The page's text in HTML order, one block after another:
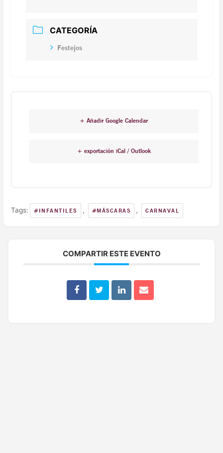
CATEGORÍA
Festejos
+ Añadir Google Calendar
+ exportación iCal / Outlook
Tags: #INFANTILES , #MÁSCARAS , CARNAVAL
COMPARTIR ESTE EVENTO